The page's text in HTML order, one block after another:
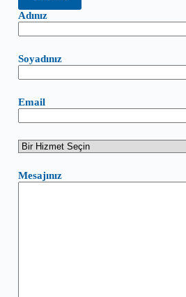
Adınız
Soyadınız
Email
Mesajınız